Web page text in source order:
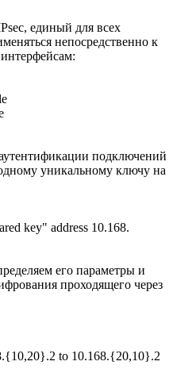
единый для всех
непосредственно к
подключений
уникальному ключу на
key" address 10.168.
его параметры и
проходящего через
to 10.168.{20,10}.2